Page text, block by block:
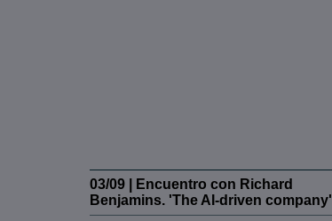
03/09 | Encuentro con Richard
Benjamins. 'The AI-driven company'